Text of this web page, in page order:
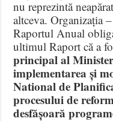
nu reprezintă
altceva. Organizația
Raportul Anual
ultimul Raport că a
principal al
implementarea și
National de
procesului de
desfășoară